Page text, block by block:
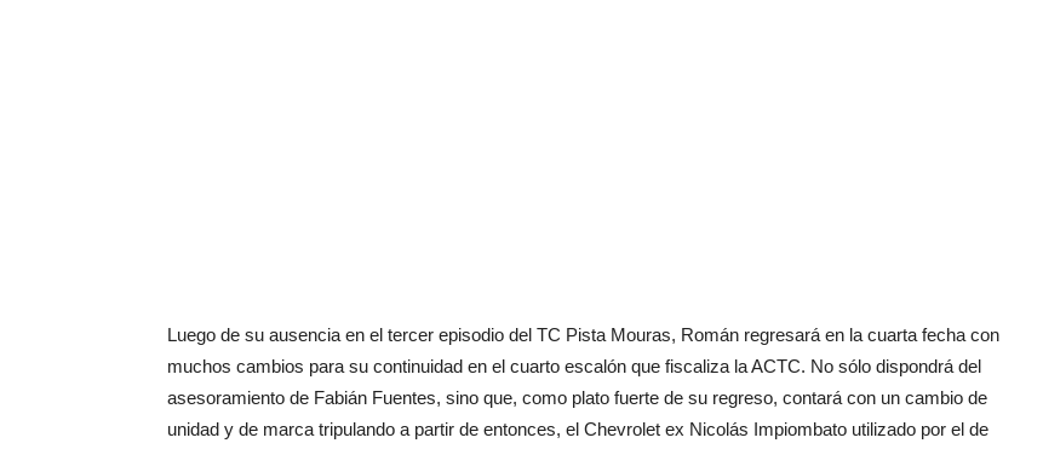
Luego de su ausencia en el tercer episodio del TC Pista Mouras, Román regresará en la cuarta fecha con
muchos cambios para su continuidad en el cuarto escalón que fiscaliza la ACTC. No sólo dispondrá del
asesoramiento de Fabián Fuentes, sino que, como plato fuerte de su regreso, contará con un cambio de
unidad y de marca tripulando a partir de entonces, el Chevrolet ex Nicolás Impiombato utilizado por el de